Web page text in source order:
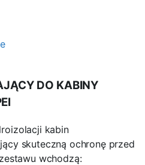
DO KABINY
kabin
skuteczną ochronę przed
wchodzą: